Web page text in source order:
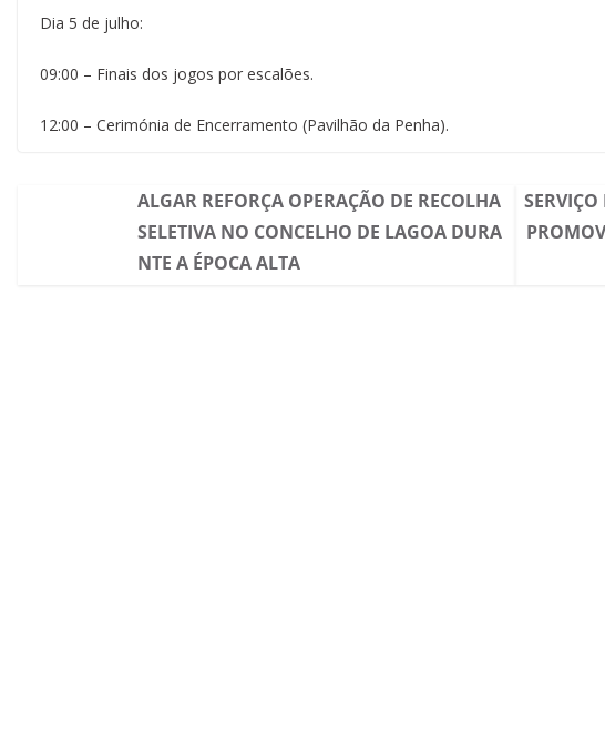
Dia 5 de julho:
09:00 – Finais dos jogos por escalões.
12:00 – Cerimónia de Encerramento (Pavilhão da Penha).
ALGAR REFORÇA OPERAÇÃO DE RECOLHA
SELETIVA NO CONCELHO DE LAGOA DURA
NTE A ÉPOCA ALTA